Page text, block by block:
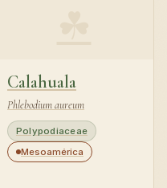
Calahuala
Phlebodium aureum
Polypodiaceae
Mesoamérica